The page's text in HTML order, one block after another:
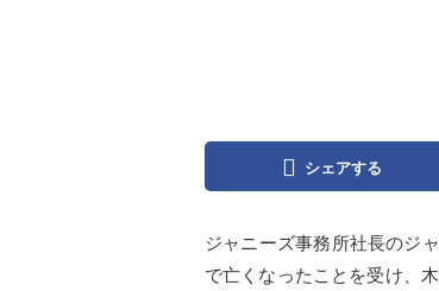
シェアする
ジャニーズ事務所社長のジ
で亡くなったことを受け、